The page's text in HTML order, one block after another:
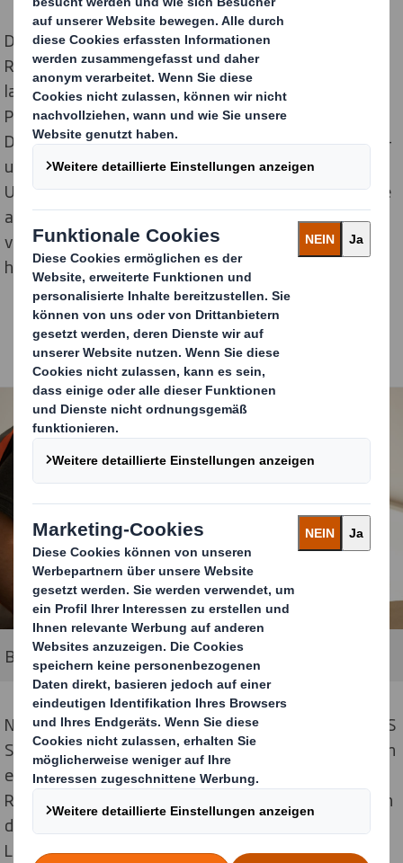
Das britische Forschungsinstitut Nafici Environmental
Research (NER) hat einen Prozess entwickelt, um
landwirtschaftliche Abfälle in einen für die
Papierproduktion nutzbaren Rohstoff umzuwandeln.
DS Smith nutzt hierzu sein hochmodernes Forschungs-
und Entwicklungszentrum im britischen Kemsley für
Untersuchungen, wie die von Nafici entwickelte Masse
aus zuvor ungenutzten Abfallprodukten dazu
verwendet werden kann, nachhaltige Verpackungen
herzustellen.
Bildquelle: DS Smith
Nick Thompson, Materials Development Director bei DS
Smith, zu der wegweisenden Arbeit: „DS Smith hat sich
einen Ruf als Vorreiter von Innovationen im
Recyclingbereich erarbeitet, unter anderem auch durch
die Investition in unser „Fibre & Paper Development
Lab“ am Standort Kemsley und darüber hinaus nun